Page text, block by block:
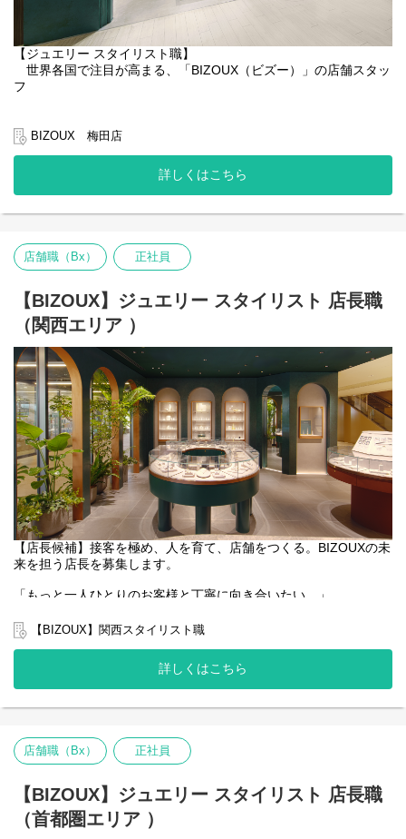
【ジュエリー スタイリスト職】
世界各国で注目が高まる、「BIZOUX（ビズー）」の店舗スタッ
フ
BIZOUX（ビズー）は「個性的で多彩な天然石を通して、多様な
価値観を認める世の中をつくる」をミッションにかかげるジュエ
リーブランドです。世界中から自分たちで買い付けた100種類以上
の「天然石・カラーストーン」を使ったオリジナルのジュエリー
を企画制作し、全国10店舗の直営店と自社ECサイトにて展開して
います。海外へのビジネス展開も進行しており、さらに成長を加
◆お任せする仕事内容
・在庫管理、在庫調整、棚卸業務
・店舗VMD、レイアウト作成
・売上管理、店舗における数値管理（PCを使った作業が発生しま
す。）
・Instagram／インスタライブ等配信、SNSを用いた接客
大切なのは、単なる流行や売れ筋のアイテムを提案するのでは
なく、お客様一人ひとりに合ったジュエリーを見つけ出すこと。
そのためのスキルや宝石に関わる知識をじっくり身につけていく
ことのできる環境を整えました。あなたにもぜひ、末永くご活躍
いただきたいと考えています。
＜業務内容の変更範囲＞
雇入れ直後：上記参照
変更の範囲：当社における各種業務全般
BIZOUX 梅田店
詳しくはこちら
店舗職（Bx） 正社員
【BIZOUX】ジュエリー スタイリスト 店長職
（関西エリア ）
【店長候補】接客を極め、人を育て、店舗をつくる。BIZOUXの未
来を担う店長を募集します。
「もっと一人ひとりのお客様と丁寧に向き合いたい。」
たい。」
そんな想いをお持ちの方へ。
BIZOUX（ビズー）は、世界中から買い付けた100種類以上の天然
石を使い、一点もののジュエリーをお届けするジュエリーブラン
ドです。
私たちが大切にしているのは、ジュエリーを販売することではあ
お客様の人生に寄り添い、「この一本に出会えてよかった」と思
っていただける体験を提供すること。
ありません。
今回募集するのは、そんなBIZOUXらしい接客文化を受け継ぎなが
ら、スタッフを育て、お客様に愛される店舗をつくる店長候補で
【BIZOUX】関西スタイリスト職
詳しくはこちら
店舗職（Bx） 正社員
【BIZOUX】ジュエリー スタイリスト 店長職
（首都圏エリア ）